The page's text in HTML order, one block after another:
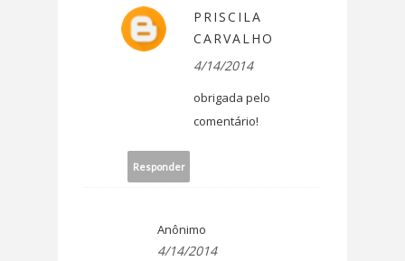
PRISCILA
CARVALHO
4/14/2014
obrigada pelo
comentário!
Responder
Anônimo
4/14/2014